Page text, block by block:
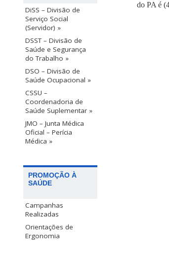
DiSS – Divisão de
Serviço Social
(Servidor) »
DSST – Divisão de
Saúde e Segurança
do Trabalho »
DSO – Divisão de
Saúde Ocupacional »
CSSU –
Coordenadoria de
Saúde Suplementar »
JMO – Junta Médica
Oficial – Perícia
Médica »
PROMOÇÃO À
SAÚDE
Campanhas
Realizadas
Orientações de
Ergonomia
do PA é